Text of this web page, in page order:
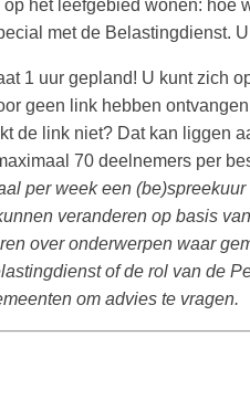
het leefgebied wonen: hoe
met de Belastingdienst.
1 uur gepland! U kunt zich
geen link hebben
de link niet? Dat kan liggen
70 deelnemers per
per week een
veranderen op basis
over onderwerpen waar
of de rol van de
om advies te vragen.